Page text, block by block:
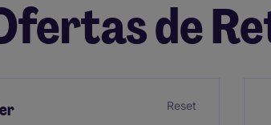
de
Reset